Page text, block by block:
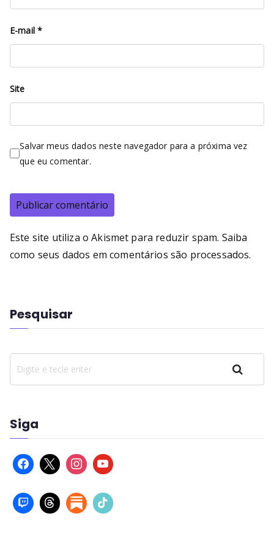
E-mail*
Site
Salvar meus dados neste navegador para a próxima vez
que eu comentar.
Este site utiliza o Akismet para reduzir spam. Saiba
como seus dados em comentários são processados.
Pesquisar
Pesquisar
Siga